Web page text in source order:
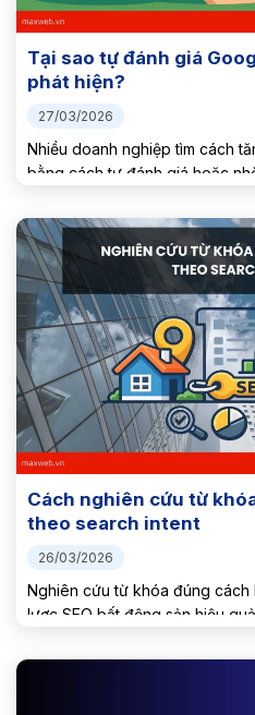
27/03/2026
Tại sao tự đánh giá
phát hiện?
Nhiều doanh nghiệp tìm cách
bằng cách tự đánh giá hoặc
chặt. Vậy tại sao tự đánh...
26/03/2026
Cách nghiên cứu từ
theo search intent
Nghiên cứu từ khóa đúng cách
lược SEO bất động sản hiệu
là hiểu...